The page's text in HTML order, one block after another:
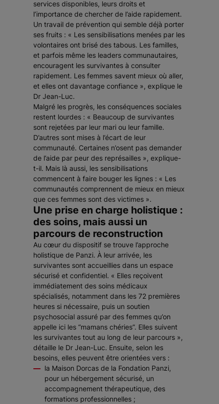
services disponibles, leurs droits et
l’importance de chercher de l’aide rapidement.
Un travail de prévention qui semble déjà porter
ses fruits : « Les sensibilisations menées par les
volontaires ont brisé des tabous. Les familles,
et parfois même les leaders communautaires,
encouragent les survivantes à consulter
rapidement. Les femmes savent mieux où aller,
et elles ont davantage confiance », explique le
Dr Jean-Luc.
Malgré les progrès, les conséquences sociales
restent lourdes : « Beaucoup de survivantes
sont rejetées par leur mari ou leur famille.
D’autres sont mises à l’écart de leur
communauté. Certaines n’osent pas demander
de l’aide par peur des représailles », explique-
t-il. Mais là aussi, les sensibilisations
commencent à faire bouger les lignes : « Les
communautés comprennent de mieux en mieux
que ces femmes sont des victimes ».
Une prise en charge holistique :
des soins, mais aussi un
parcours de reconstruction
Au cœur du dispositif se trouve l’approche
holistique de Panzi. À leur arrivée, les
survivantes sont accueillies dans un espace
sécurisé et confidentiel. « Elles reçoivent
immédiatement des soins médicaux
spécialisés, notamment dans les 72 premières
heures si nécessaire, puis un soutien
psychosocial assuré par des femmes qu’on
appelle ici les “mamans chéries”. Elles suivent
les survivantes tout au long de leur parcours »,
détaille le Dr Jean-Luc. Ensuite, selon les
besoins, elles peuvent être orientées vers :
la Maison Dorcas de la Fondation Panzi,
pour un hébergement sécurisé, un
accompagnement thérapeutique, des
formations professionnelles ;